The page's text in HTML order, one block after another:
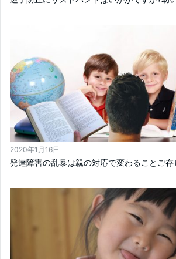
2020年1月16日
発達障害の乱暴は親の対応で変わることご存